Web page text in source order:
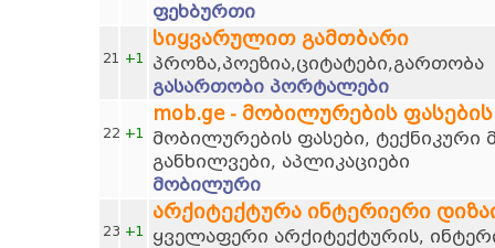
ფეხბურთი
21 +1
სიყვარულით გამთბარი
პროზა,პოეზია,ციტატები,გართობა
გასართობი პორტალები
22 +1
mob.ge - მობილურების
მობილურების ფასები, ტექნიკური
განხილვები, აპლიკაციები
მობილური
23 +1
არქიტექტურა ინტერიერი
ყველაფერი არქიტექტურის,